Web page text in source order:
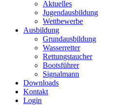
Aktuelles
Jugendausbildung
Wettbewerbe
Ausbildung
Grundausbildung
Wasserretter
Rettungstaucher
Bootsführer
Signalmann
Downloads
Kontakt
Login